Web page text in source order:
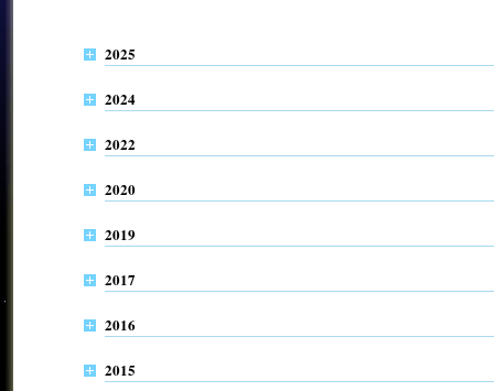
2025
2024
2022
2020
2019
2017
2016
2015